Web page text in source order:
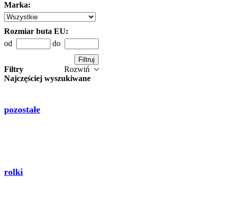
Marka:
Rozmiar buta EU:
od
do
Filtry
Rozwiń
Najczęściej wyszukiwane
pozostałe
rolki